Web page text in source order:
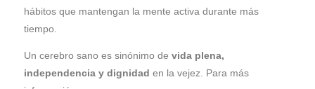
hábitos que mantengan la mente activa durante más
tiempo.
Un cerebro sano es sinónimo de vida plena,
independencia y dignidad en la vejez. Para más